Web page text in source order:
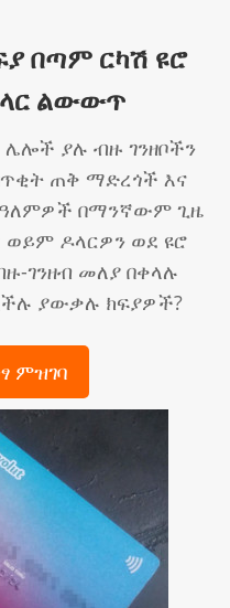
በጣም ርካሽ ዩሮ
ልውውጥ
ሌሎች ያሉ ብዙ ገንዘቦችን
ጠቅ ማድረጎች እና
ዓለምዎች በማንኛውም ጊዜ
ወይም ዶላርዎን ወደ ዩሮ
ገንዘብ መለያ በቀላሉ
ያውቃሉ ክፍያዎች?
ምዝገባ